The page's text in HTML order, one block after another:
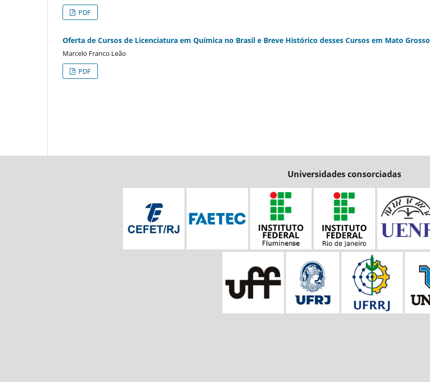
PDF
Oferta de Cursos de Licenciatura em Química no Brasil e Breve Histórico desses Cursos em Mato Grosso
Marcelo Franco Leão
PDF
Universidades consorciadas